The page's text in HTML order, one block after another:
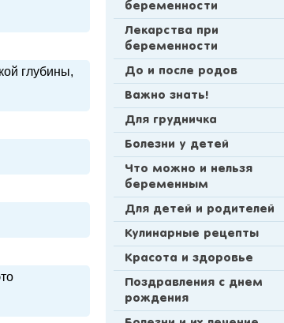
глубины,
беременности
Лекарства при
беременности
До и после родов
Важно знать!
Для грудничка
Болезни у детей
Что можно и нельзя
беременным
Для детей и родителей
Кулинарные рецепты
Красота и здоровье
Поздравления с днем
рождения